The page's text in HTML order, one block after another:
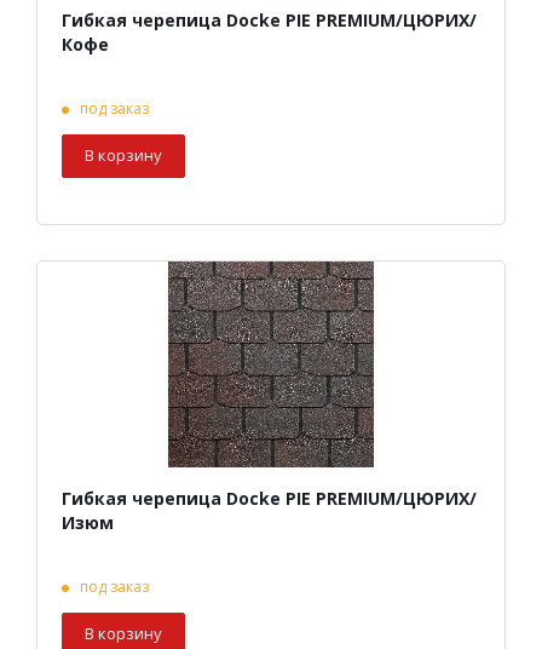
Гибкая черепица Docke PIE PREMIUM/ЦЮРИХ/
Кофе
под заказ
В корзину
Гибкая черепица Docke PIE PREMIUM/ЦЮРИХ/
Изюм
под заказ
В корзину